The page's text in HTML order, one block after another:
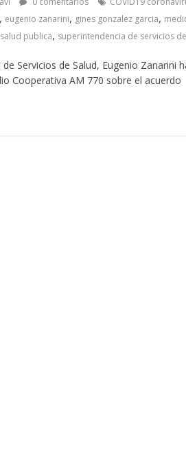
, eugenio zanarini, gines gonzalez garcia,
salud publica, superintendencia de servicios
Servicios de Salud, Eugenio Zanarini
Cooperativa AM 770 sobre el acuerdo